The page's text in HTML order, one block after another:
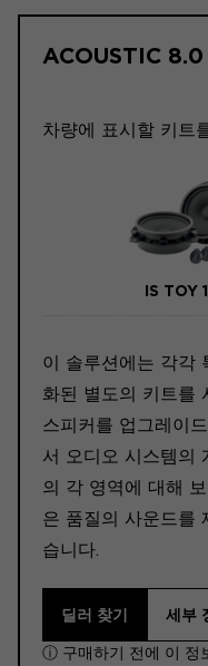
ACOUSTIC 8.0
차량에 표시할 키트
IS TOY
이 솔루션에는 각각
화된 별도의 키트를
스피커를 업그레이
서 오디오 시스템의
의 각 영역에 대해
은 품질의 사운드를
습니다.
딜러 찾기 세부
ⓘ 구매하기 전에 이 정